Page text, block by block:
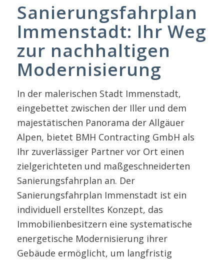
Sanierungsfahrplan
Immenstadt: Ihr Weg
zur nachhaltigen
Modernisierung
In der malerischen Stadt Immenstadt,
eingebettet zwischen der Iller und dem
majestätischen Panorama der Allgäuer
Alpen, bietet BMH Contracting GmbH als
Ihr zuverlässiger Partner vor Ort einen
zielgerichteten und maßgeschneiderten
Sanierungsfahrplan an. Der
Sanierungsfahrplan Immenstadt ist ein
individuell erstelltes Konzept, das
Immobilienbesitzern eine systematische
energetische Modernisierung ihrer
Gebäude ermöglicht, um langfristig